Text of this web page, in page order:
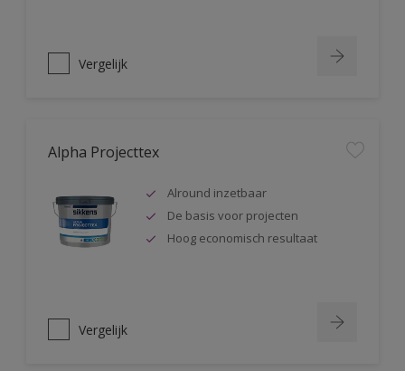
Vergelijk
Alpha Projecttex
Alround inzetbaar
De basis voor projecten
Hoog economisch resultaat
Vergelijk